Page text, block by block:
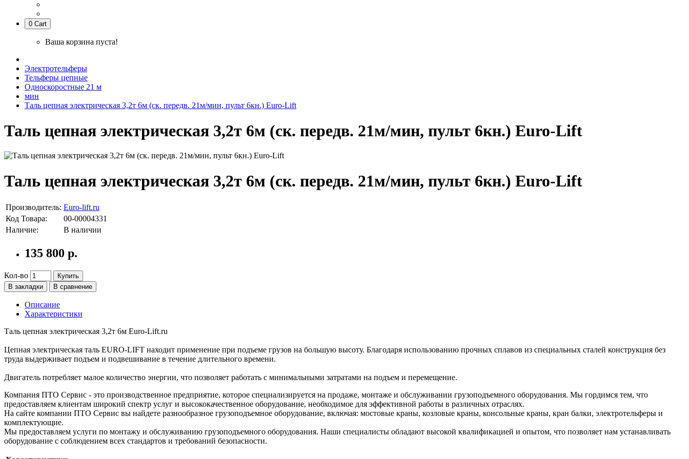
0 Cart
Ваша корзина пуста!
Электротельферы
Тельферы цепные
Односкоростные 21 м
мин
Таль цепная электрическая 3,2т 6м (ск. передв. 21м/мин, пульт 6кн.) Euro-Lift
Таль цепная электрическая 3,2т 6м (ск. передв. 21м/мин, пульт 6кн.) Euro-Lift
Таль цепная электрическая 3,2т 6м (ск. передв. 21м/мин, пульт 6кн.) Euro-Lift
Производитель: Euro-lift.ru
Код Товара:
00-00004331
Наличие:
В наличии
135 800 р.
Кол-во
Купить
В закладки
В сравнение
Описание
Характеристики
Таль цепная электрическая 3,2т 6м Euro-Lift.ru
Цепная электрическая таль EURO-LIFT находит применение при подъеме грузов на большую высоту. Благодаря использованию прочных сплавов из специальных сталей конструкция без
труда выдерживает подъем и подвешивание в течение длительного времени.
Двигатель потребляет малое количество энергии, что позволяет работать с минимальными затратами на подъем и перемещение.
Компания ПТО Сервис - это производственное предприятие, которое специализируется на продаже, монтаже и обслуживании грузоподъемного оборудования. Мы гордимся тем, что
предоставляем клиентам широкий спектр услуг и высококачественное оборудование, необходимое для эффективной работы в различных отраслях.
На сайте компании ПТО Сервис вы найдете разнообразное грузоподъемное оборудование, включая: мостовые краны, козловые краны, консольные краны, кран балки, электротельферы и
комплектующие.
Мы предоставляем услуги по монтажу и обслуживанию грузоподъемного оборудования. Наши специалисты обладают высокой квалификацией и опытом, что позволяет нам устанавливать
оборудование с соблюдением всех стандартов и требований безопасности.